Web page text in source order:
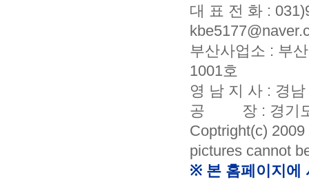
대 표 전 화 :
부산사업소 : 부
1001호
영 남 지 사 : 경
공 장 : 경기도
Coptright(c)
pictures cannot
※ 본 홈페이지에